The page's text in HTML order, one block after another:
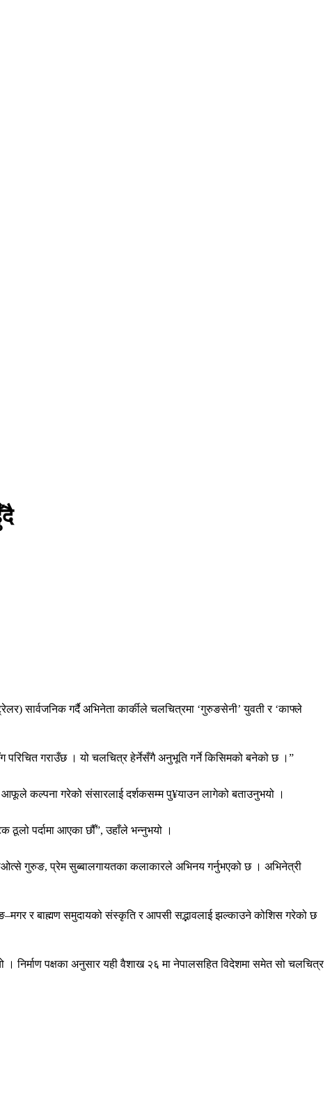
सार्वजनिक गर्दै अभिनेता कार्कीले चलचित्रमा ‘गुरुङसेनी’ युवती र ‘काफ्ले
गराउँछ । यो चलचित्र हेर्नेसँगै अनुभूति गर्ने किसिमको बनेको छ ।”
कल्पना गरेको संसारलाई दर्शकसम्म पु¥याउन लागेको बताउनुभयो ।
ठूलो पर्दामा आएका छौँ”, उहाँले भन्नुभयो ।
गुरुङ, प्रेम सुब्बालगायतका कलाकारले अभिनय गर्नुभएको छ । अभिनेत्री
र बाह्मण समुदायको संस्कृति र आपसी सद्भावलाई झल्काउने कोशिस गरेको छ
निर्माण पक्षका अनुसार यही वैशाख २६ मा नेपालसहित विदेशमा समेत सो चलचित्र